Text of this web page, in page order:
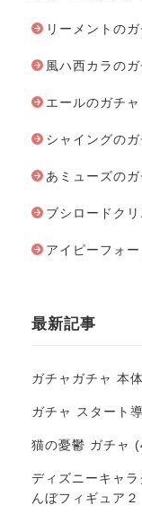
リーメントのガ
風ハ西カラのガ
エールのガチャ
シャイングのガ
あミューズのガ
ブシロードク
アイピーフォ
最新記事
ガチャガチャ 本
ガチャ スタート
猫の憂鬱 ガチャ
ディズニーキャ
んぼフィギュア２